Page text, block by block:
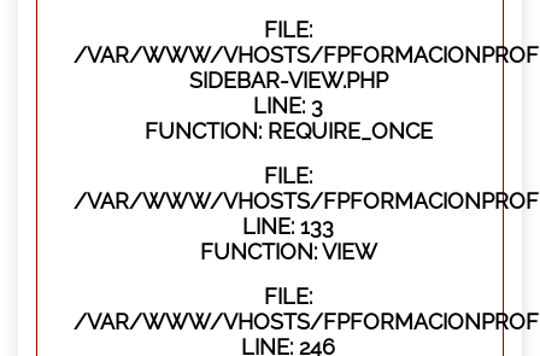
FILE:
/VAR/WWW/VHOSTS/
SIDEBAR-VIEW.PHP
LINE: 3
FUNCTION: REQUIRE_ONCE
FILE:
/VAR/WWW/VHOSTS/
LINE: 133
FUNCTION: VIEW
FILE:
/VAR/WWW/VHOSTS/
LINE: 246